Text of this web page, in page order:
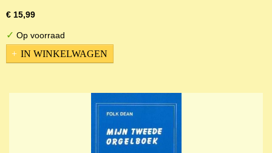
€ 15,99
✓ Op voorraad
IN WINKELWAGEN